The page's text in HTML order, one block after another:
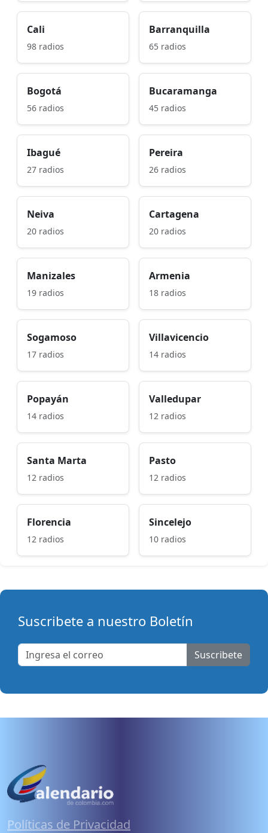
Cali
98 radios
Barranquilla
65 radios
Bogotá
56 radios
Bucaramanga
45 radios
Ibagué
27 radios
Pereira
26 radios
Neiva
20 radios
Cartagena
20 radios
Manizales
19 radios
Armenia
18 radios
Sogamoso
17 radios
Villavicencio
14 radios
Popayán
14 radios
Valledupar
12 radios
Santa Marta
12 radios
Pasto
12 radios
Florencia
12 radios
Sincelejo
10 radios
Suscribete a nuestro Boletín
Suscribete
Políticas de Privacidad